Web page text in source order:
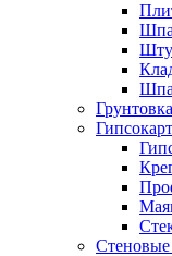
Стеновые